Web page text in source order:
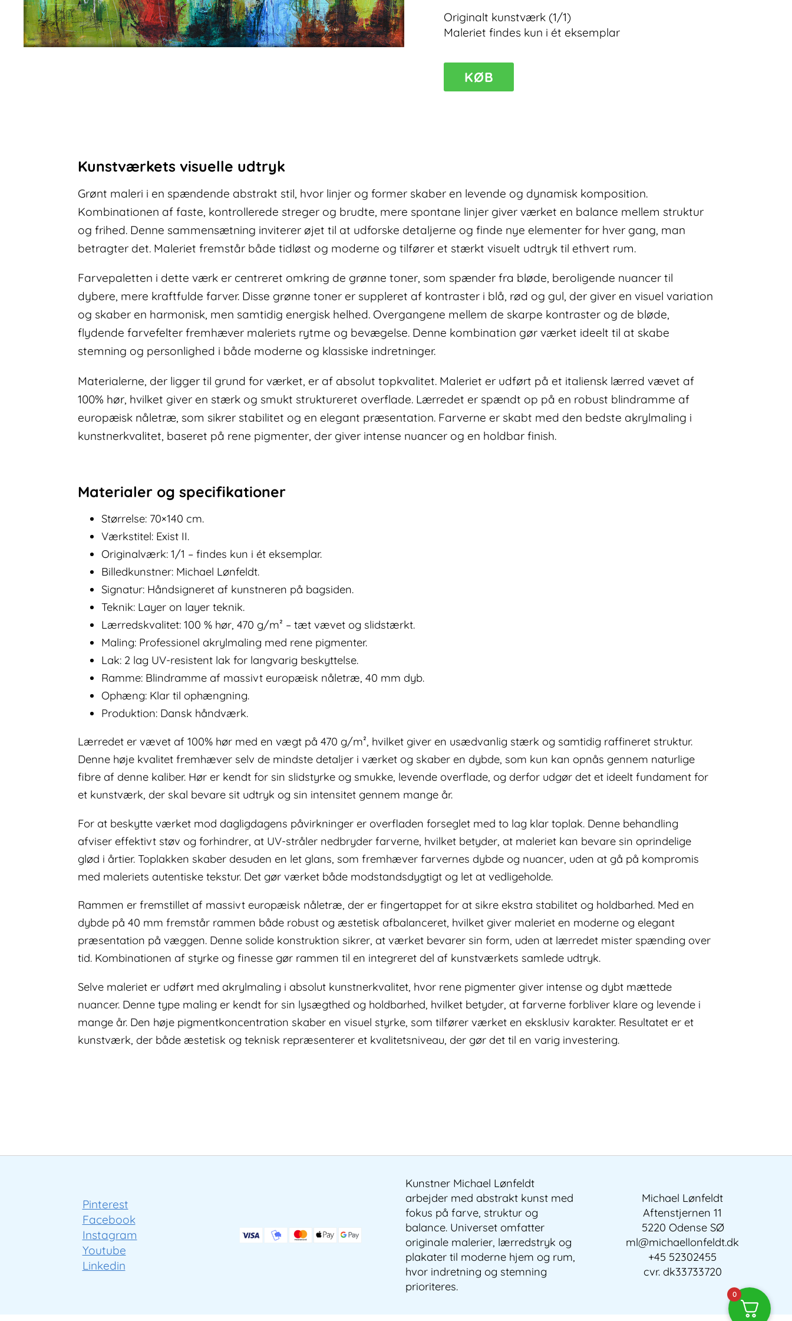
Originalt kunstværk (1/1)
Maleriet findes kun i ét eksemplar
ExistKØB
Kunstværkets visuelle udtryk
Grønt maleri i en spændende abstrakt stil, hvor linjer og former skaber en levende og dynamisk komposition.
Kombinationen af faste, kontrollerede streger og brudte, mere spontane linjer giver værket en balance mellem struktur
og frihed. Denne sammensætning inviterer øjet til at udforske detaljerne og finde nye elementer for hver gang, man
betragter det. Maleriet fremstår både tidløst og moderne og tilfører et stærkt visuelt udtryk til ethvert rum.
Farvepaletten i dette værk er centreret omkring de grønne toner, som spænder fra bløde, beroligende nuancer til
dybere, mere kraftfulde farver. Disse grønne toner er suppleret af kontraster i blå, rød og gul, der giver en visuel variation
og skaber en harmonisk, men samtidig energisk helhed. Overgangene mellem de skarpe kontraster og de bløde,
flydende farvefelter fremhæver maleriets rytme og bevægelse. Denne kombination gør værket ideelt til at skabe
stemning og personlighed i både moderne og klassiske indretninger.
Materialerne, der ligger til grund for værket, er af absolut topkvalitet. Maleriet er udført på et italiensk lærred vævet af
100% hør, hvilket giver en stærk og smukt struktureret overflade. Lærredet er spændt op på en robust blindramme af
europæisk nåletræ, som sikrer stabilitet og en elegant præsentation. Farverne er skabt med den bedste akrylmaling i
kunstnerkvalitet, baseret på rene pigmenter, der giver intense nuancer og en holdbar finish.
Materialer og specifikationer
Størrelse: 70×140 cm.
Værkstitel: Exist II.
Originalværk: 1/1 – findes kun i ét eksemplar.
Billedkunstner: Michael Lønfeldt.
Signatur: Håndsigneret af kunstneren på bagsiden.
Teknik: Layer on layer teknik.
Lærredskvalitet: 100 % hør, 470 g/m² – tæt vævet og slidstærkt.
Maling: Professionel akrylmaling med rene pigmenter.
Lak: 2 lag UV-resistent lak for langvarig beskyttelse.
Ramme: Blindramme af massivt europæisk nåletræ, 40 mm dyb.
Ophæng: Klar til ophængning.
Produktion: Dansk håndværk.
Lærredet er vævet af 100% hør med en vægt på 470 g/m², hvilket giver en usædvanlig stærk og samtidig raffineret struktur.
Denne høje kvalitet fremhæver selv de mindste detaljer i værket og skaber en dybde, som kun kan opnås gennem naturlige
fibre af denne kaliber. Hør er kendt for sin slidstyrke og smukke, levende overflade, og derfor udgør det et ideelt fundament for
et kunstværk, der skal bevare sit udtryk og sin intensitet gennem mange år.
For at beskytte værket mod dagligdagens påvirkninger er overfladen forseglet med to lag klar toplak. Denne behandling
afviser effektivt støv og forhindrer, at UV-stråler nedbryder farverne, hvilket betyder, at maleriet kan bevare sin oprindelige
glød i årtier. Toplakken skaber desuden en let glans, som fremhæver farvernes dybde og nuancer, uden at gå på kompromis
med maleriets autentiske tekstur. Det gør værket både modstandsdygtigt og let at vedligeholde.
Rammen er fremstillet af massivt europæisk nåletræ, der er fingertappet for at sikre ekstra stabilitet og holdbarhed. Med en
dybde på 40 mm fremstår rammen både robust og æstetisk afbalanceret, hvilket giver maleriet en moderne og elegant
præsentation på væggen. Denne solide konstruktion sikrer, at værket bevarer sin form, uden at lærredet mister spænding over
tid. Kombinationen af styrke og finesse gør rammen til en integreret del af kunstværkets samlede udtryk.
Selve maleriet er udført med akrylmaling i absolut kunstnerkvalitet, hvor rene pigmenter giver intense og dybt mættede
nuancer. Denne type maling er kendt for sin lysægthed og holdbarhed, hvilket betyder, at farverne forbliver klare og levende i
mange år. Den høje pigmentkoncentration skaber en visuel styrke, som tilfører værket en eksklusiv karakter. Resultatet er et
kunstværk, der både æstetisk og teknisk repræsenterer et kvalitetsniveau, der gør det til en varig investering.
Pinterest
Facebook
Instagram
Youtube
Linkedin
Kunstner Michael Lønfeldt
arbejder med abstrakt kunst med
fokus på farve, struktur og
balance. Universet omfatter
originale malerier, lærredstryk og
plakater til moderne hjem og rum,
hvor indretning og stemning
prioriteres.
Michael Lønfeldt
Aftenstjernen 11
5220 Odense SØ
ml@michaellonfeldt.dk
+45 52302455
cvr. dk33733720
0